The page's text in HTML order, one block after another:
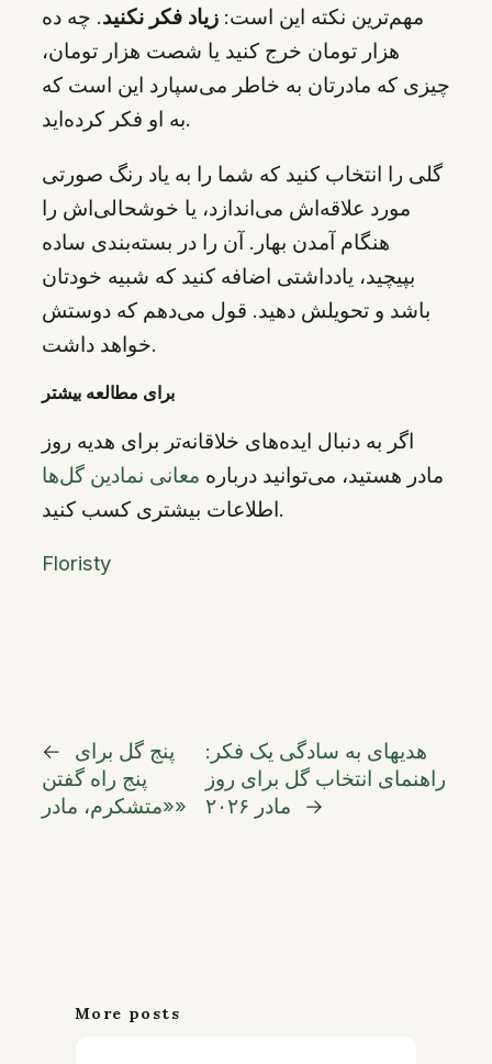
مهم‌ترین نکته این است: زیاد فکر نکنید. چه ده
هزار تومان خرج کنید یا شصت هزار تومان،
چیزی که مادرتان به خاطر می‌سپارد این است که
به او فکر کرده‌اید.
گلی را انتخاب کنید که شما را به یاد رنگ صورتی
مورد علاقه‌اش می‌اندازد، یا خوشحالی‌اش را
هنگام آمدن بهار. آن را در بسته‌بندی ساده
بپیچید، یادداشتی اضافه کنید که شبیه خودتان
باشد و تحویلش دهید. قول می‌دهم که دوستش
خواهد داشت.
برای مطالعه بیشتر
اگر به دنبال ایده‌های خلاقانه‌تر برای هدیه روز
مادر هستید، می‌توانید درباره معانی نمادین گل‌ها
اطلاعات بیشتری کسب کنید.
Floristy
←
پنج گل برای
پنج راه گفتن
«متشکرم، مادر»
هدیهای به سادگی یک فکر:
راهنمای انتخاب گل برای روز
مادر ۲۰۲۶
→
More posts